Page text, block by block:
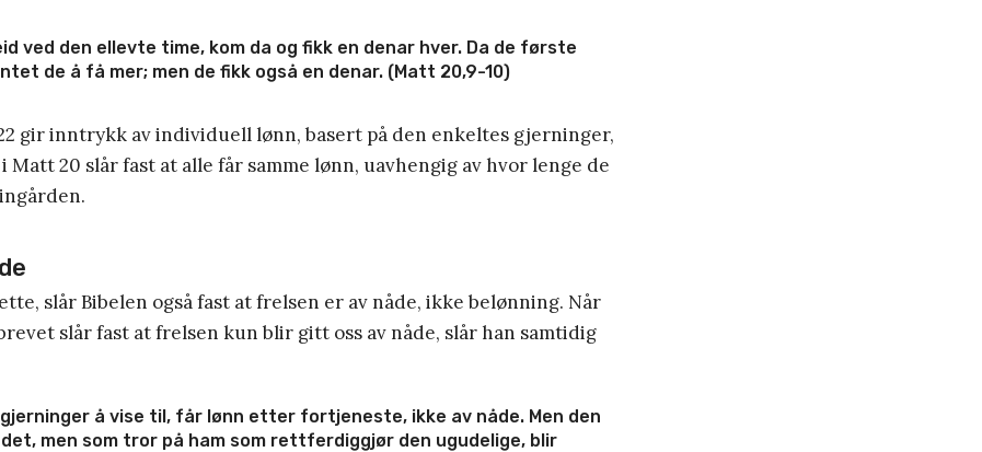
ved den ellevte time, kom da og fikk en denar hver. Da de første
de å få mer; men de fikk også en denar. (Matt 20,9-10)
gir inntrykk av individuell lønn, basert på den enkeltes gjerninger,
Matt 20 slår fast at alle får samme lønn, uavhengig av hvor lenge de
slår Bibelen også fast at frelsen er av nåde, ikke belønning. Når
slår fast at frelsen kun blir gitt oss av nåde, slår han samtidig
gjerninger å vise til, får lønn etter fortjeneste, ikke av nåde. Men den
men som tror på ham som rettferdiggjør den ugudelige, blir